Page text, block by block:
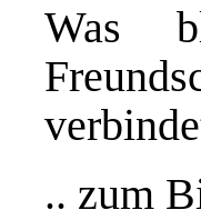
Was
.. zum